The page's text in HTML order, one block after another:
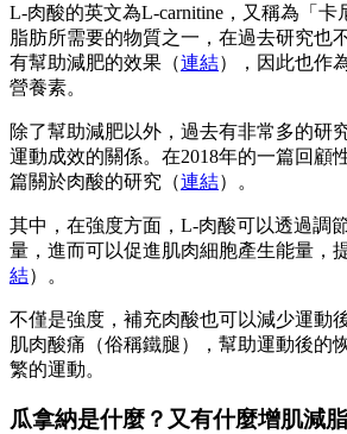
L-肉酸的英文為L-carnitine，又稱為「卡
脂肪所需要的物質之一，在過去研究也
有幫助減肥的效果（連結），因此也作
營養素。
除了幫助減肥以外，過去有非常多的研
運動成效的關係。在2018年的一篇回顧
篇關於肉酸的研究（連結）。
其中，在強度方面，L-肉酸可以透過調
量，進而可以促進肌肉細胞產生能量，
結）。
不僅是強度，補充肉酸也可以減少運動
肌肉酸痛（俗稱鐵腿），幫助運動後的
繁的運動。
瓜拿納是什麼？又有什麼增肌減